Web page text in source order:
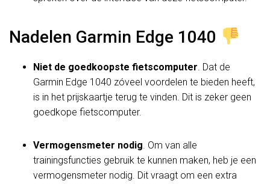
Nadelen Garmin Edge 1040
Niet de goedkoopste fietscomputer. Dat de
Garmin Edge 1040 zóveel voordelen te bieden heeft,
is in het prijskaartje terug te vinden. Dit is zeker geen
goedkope fietscomputer.
Vermogensmeter nodig. Om van alle
trainingsfuncties gebruik te kunnen maken, heb je een
vermogensmeter nodig. Dit vraagt om een extra